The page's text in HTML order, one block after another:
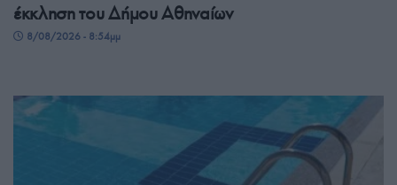
έκκληση του Δήμου Αθηναίων
8/08/2026 - 8:54μμ